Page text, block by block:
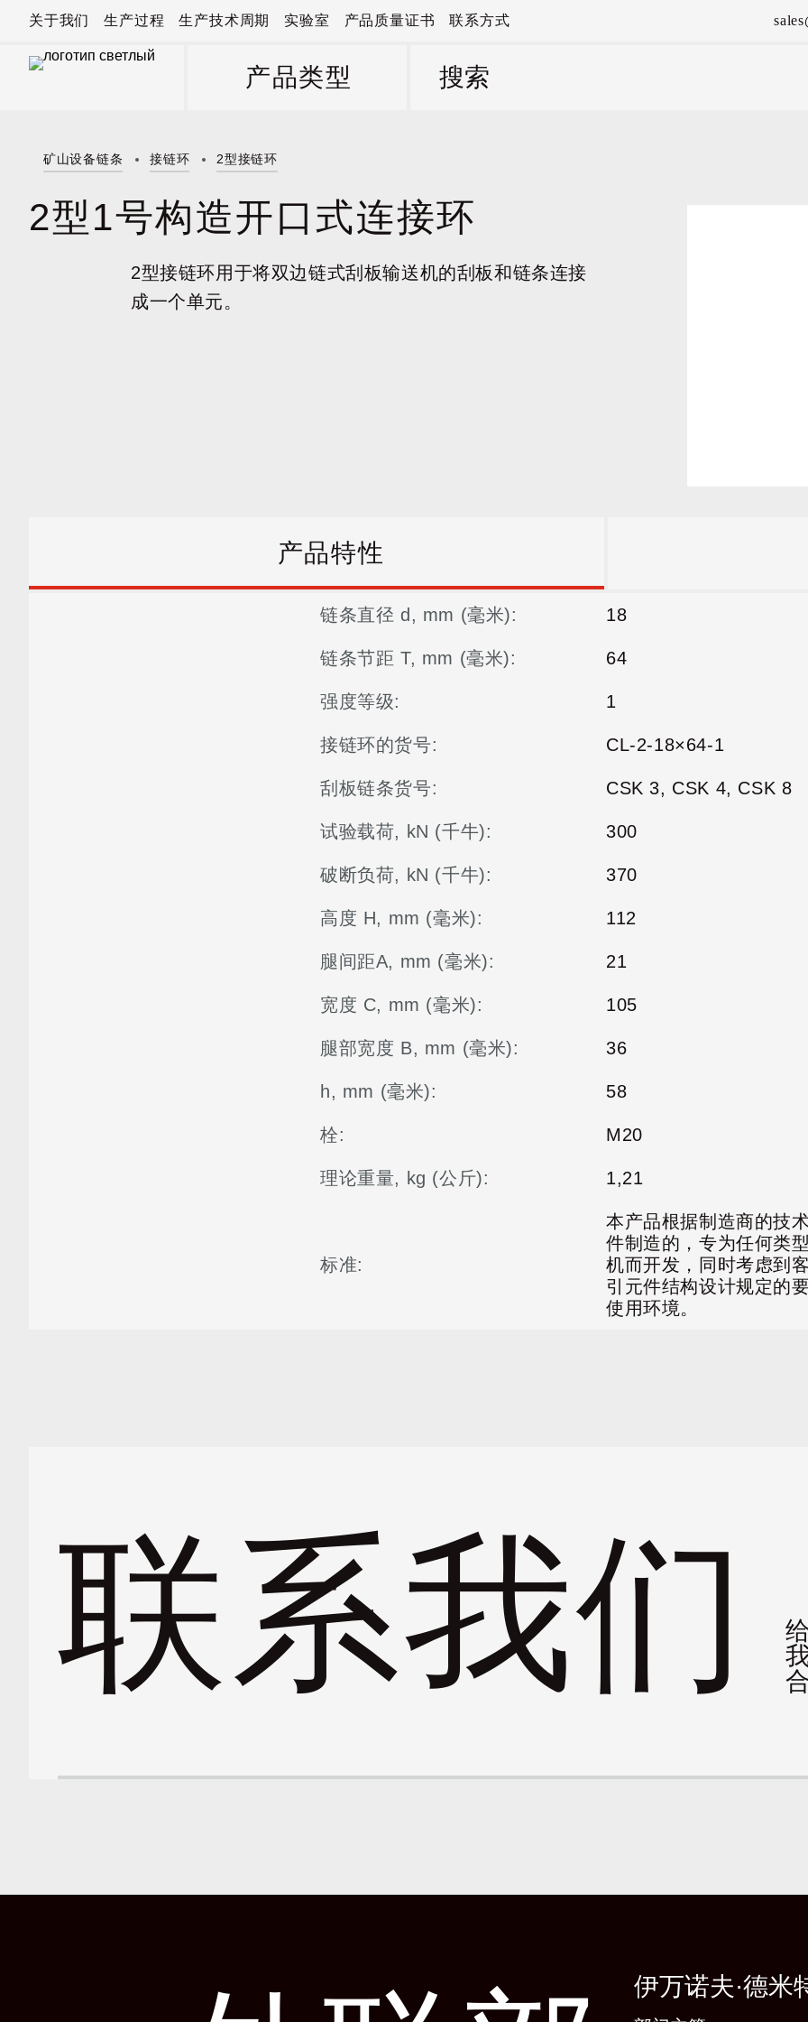
关于我们 生产过程 生产技术周期 实验室 产品质量证书 联系方式
产品类型
矿山设备链条 接链环 2型接链环
2型1号构造开口式连接环
2型接链环用于将双边链式刮板输送机的刮板和链条连接
成一个单元。
产品特性
链条直径 d, mm (毫米): 18
链条节距 T, mm (毫米): 64
强度等级: 1
接链环的货号: CL-2-18×64-1
刮板链条货号: СSK 3, СSK 4, СSK 8
试验载荷, kΝ (千牛): 300
破断负荷, kΝ (千牛): 370
高度 H, mm (毫米): 112
腿间距A, mm (毫米): 21
宽度 С, mm (毫米): 105
腿部宽度 B, mm (毫米): 36
h, mm (毫米): 58
栓: M20
理论重量, kg (公斤): 1,21
标准:
本产品根据制造商的技
件制造的，专为任何类
机而开发，同时考虑到
引元件结构设计规定的
使用环境。
联系我们
伊万诺夫·德米